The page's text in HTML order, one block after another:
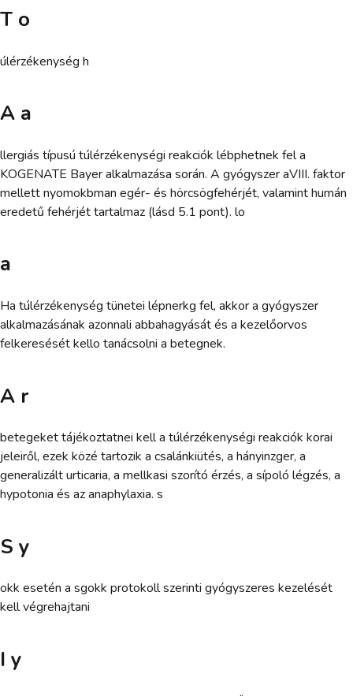
T o
úlérzékenység h
A a
llergiás típusú túlérzékenységi reakciók lébphetnek fel a
KOGENATE Bayer alkalmazása során. A gyógyszer aVIII. faktor
mellett nyomokbman egér- és hörcsögfehérjét, valamint humán
eredetű fehérjét tartalmaz (lásd 5.1 pont). lo
a
Ha túlérzékenység tünetei lépnerkg fel, akkor a gyógyszer
alkalmazásának azonnali abbahagyását és a kezelőorvos
felkeresését kello tanácsolni a betegnek.
A r
betegeket tájékoztatnei kell a túlérzékenységi reakciók korai
jeleiről, ezek közé tartozik a csalánkiütés, a hányinzger, a
generalizált urticaria, a mellkasi szorító érzés, a sípoló légzés, a
hypotonia és az anaphylaxia. s
S y
okk esetén a sgokk protokoll szerinti gyógyszeres kezelését
kell végrehajtani
I y